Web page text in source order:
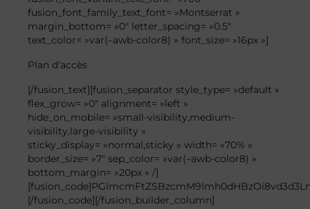
fusion_font_family_text_font= »Montserrat »
margin_bottom= »0″ letter_spacing= »0.5″
text_color= »var(–awb-color8) » font_size= »16px »]
Plan d’accès
[/fusion_text][fusion_separator style_type= »default »
flex_grow= »0″ alignment= »left »
hide_on_mobile= »small-visibility,medium-
visibility,large-visibility »
sticky_display= »normal,sticky » width= »70% »
border_size= »7″ sep_color= »var(–awb-color8) »
bottom_margin= »20px » /]
[/fusion_code][/fusion_builder_column]